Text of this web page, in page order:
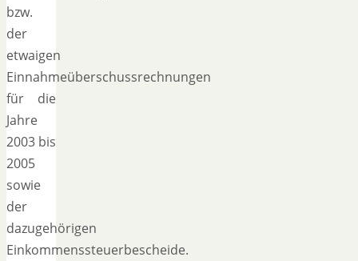
bzw.
der
etwaigen
Einnahmeüberschussrechnungen
für die
Jahre
2003 bis
2005
sowie
der
dazugehörigen
Einkommenssteuerbescheide.